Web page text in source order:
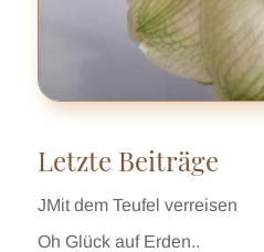
Letzte Beiträge
JMit dem Teufel verreisen
Oh Glück auf Erden..